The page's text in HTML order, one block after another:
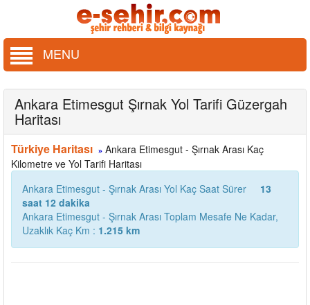
MENU
Ankara Etimesgut Şırnak Yol Tarifi Güzergah
Haritası
Türkiye Haritası » Ankara Etimesgut - Şırnak Arası Kaç
Kilometre ve Yol Tarifi Haritası
Ankara Etimesgut - Şırnak Arası Yol Kaç Saat Sürer
13
saat 12 dakika
Ankara Etimesgut - Şırnak Arası Toplam Mesafe Ne Kadar,
Uzaklık Kaç Km : 1.215 km